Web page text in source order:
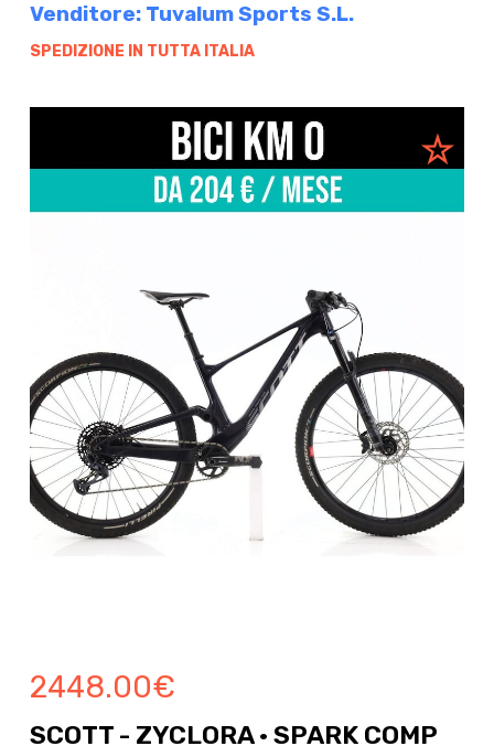
Venditore: Tuvalum Sports S.L.
SPEDIZIONE IN TUTTA ITALIA
2448.00€
SCOTT - ZYCLORA · SPARK COMP